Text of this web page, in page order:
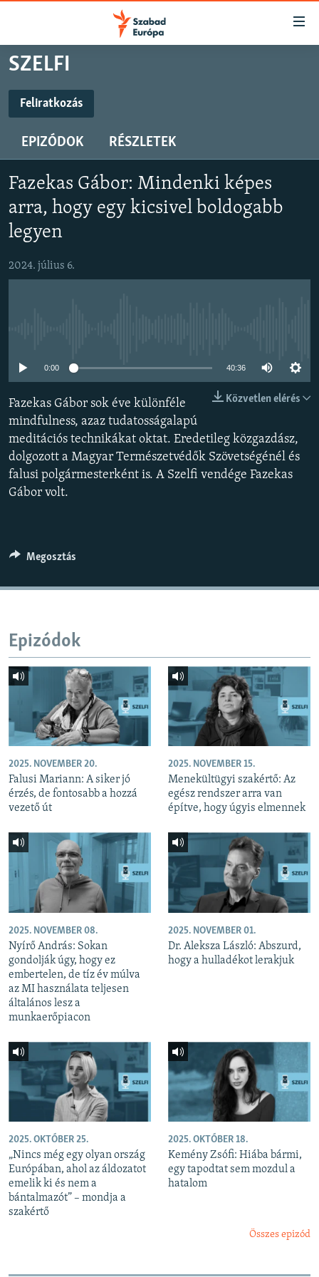
Akadálymentes
Ugrás
fő
oldalra
tartalomjegyzékre
Ugrás
keresésre
AKTUÁLIS
ELEMZŐ
NER15
SZABADON
DEMOKRÁCIA
KLÍMAVÁLTOZÁS
A MÚLT TANULSÁGAI
SZELFI
Feliratkozás
Feliratkozás
EPIZÓDOK RÉSZLETEK
Fazekas Gábor: Mindenki képes
arra, hogy egy kicsivel boldogabb
legyen
2024. július 6.
0:00 40:36
Közvetlen elérés
Fazekas Gábor sok éve különféle
mindfulness, azaz tudatosságalapú
meditációs technikákat oktat. Eredetileg közgazdász,
dolgozott a Magyar Természetvédők Szövetségénél és
falusi polgármesterként is. A Szelfi vendége Fazekas
Gábor volt.
Megosztás
Epizódok
2025. NOVEMBER 20.
Falusi Mariann: A siker jó
érzés, de fontosabb a hozzá
vezető út
2025. NOVEMBER 15.
Menekültügyi szakértő: Az
egész rendszer arra van
építve, hogy úgyis elmennek
2025. NOVEMBER 08.
Nyírő András: Sokan
gondolják úgy, hogy ez
embertelen, de tíz év múlva
az MI használata teljesen
általános lesz a
munkaerőpiacon
2025. NOVEMBER 01.
Dr. Aleksza László: Abszurd,
hogy a hulladékot lerakjuk
2025. OKTÓBER 25.
„Nincs még egy olyan ország
Európában, ahol az áldozatot
emelik ki és nem a
bántalmazót” – mondja a
szakértő
2025. OKTÓBER 18.
Kemény Zsófi: Hiába bármi,
egy tapodtat sem mozdul a
hatalom
Összes epizód
Feliratkozás